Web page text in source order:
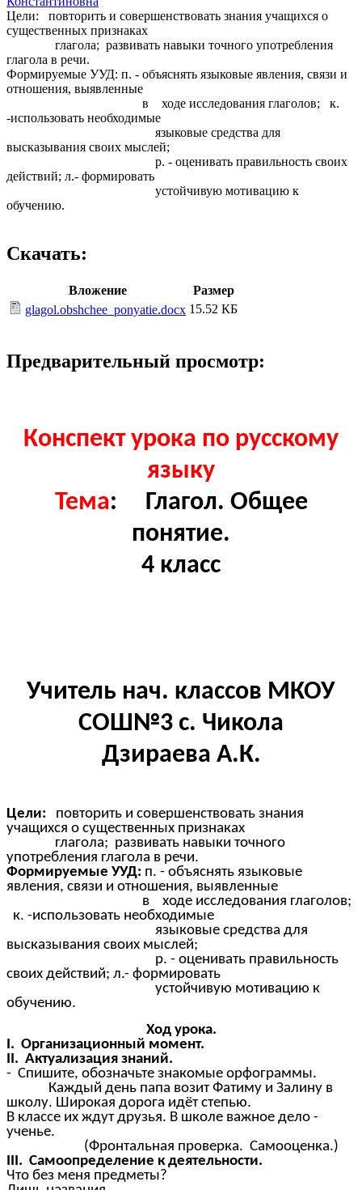
Цели: повторить и совершенствовать знания учащихся о
существенных признаках
глагола; развивать навыки точного употребления
глагола в речи.
Формируемые УУД: п. - объяснять языковые явления, связи и
отношения, выявленные
в ходе исследования глаголов; к.
-использовать необходимые
языковые средства для
высказывания своих мыслей;
р. - оценивать правильность своих
действий; л.- формировать
устойчивую мотивацию к
обучению.
Скачать:
Вложение
Размер
glagol.obshchee_ponyatie.docx 15.52 КБ
Предварительный просмотр:
Конспект урока по русскому
языку
Тема: Глагол. Общее
понятие.
4 класс
Учитель нач. классов МКОУ
СОШ№3 с. Чикола
Дзираева А.К.
Цели: повторить и совершенствовать знания
учащихся о существенных признаках
глагола; развивать навыки точного
употребления глагола в речи.
Формируемые УУД: п. - объяснять языковые
явления, связи и отношения, выявленные
в ходе исследования глаголов;
к. -использовать необходимые
языковые средства для
высказывания своих мыслей;
р. - оценивать правильность
своих действий; л.- формировать
устойчивую мотивацию к
обучению.
Ход урока.
I. Организационный момент.
II. Актуализация знаний.
- Спишите, обозначьте знакомые орфограммы.
Каждый день папа возит Фатиму и Залину в
школу. Широкая дорога идёт степью.
В классе их ждут друзья. В школе важное дело -
ученье.
(Фронтальная проверка. Самооценка.)
III. Самоопределение к деятельности.
Что без меня предметы?